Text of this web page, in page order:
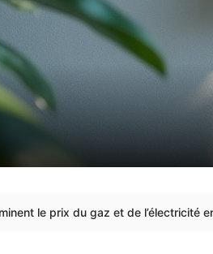
le prix du gaz et de l’électricité